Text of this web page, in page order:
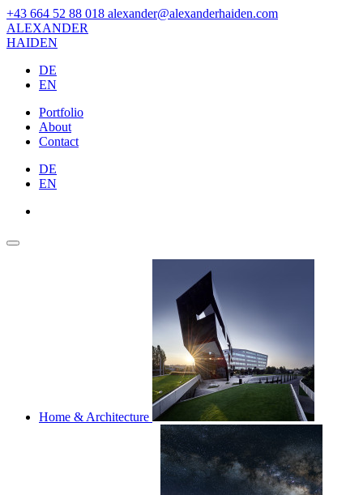
+43 664 52 88 018 alexander@alexanderhaiden.com
ALEXANDER
HAIDEN
DE
EN
Portfolio
About
Contact
DE
EN
Home & Architecture